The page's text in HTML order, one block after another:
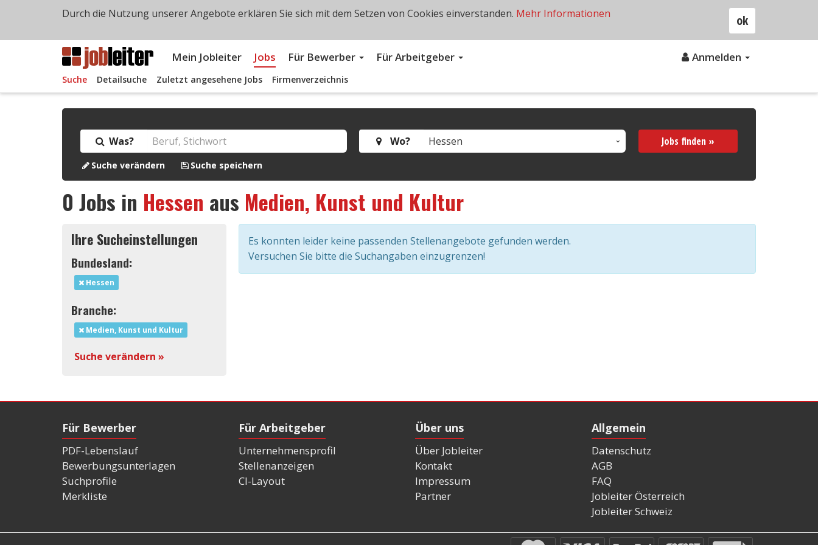
Mein Jobleiter Jobs Für Bewerber Für Arbeitgeber Anmelden
Suche Detailsuche Zuletzt angesehene Jobs Firmenverzeichnis
Was? Wo? Jobs finden »
Suche verändern Suche speichern
0 Jobs in Hessen aus Medien, Kunst und Kultur
Ihre Sucheinstellungen
Bundesland:
Hessen
Branche:
Medien, Kunst und Kultur
Suche verändern »
Es konnten leider keine passenden Stellenangebote gefunden werden.
Versuchen Sie bitte die Suchangaben einzugrenzen!
Für Bewerber
PDF-Lebenslauf
Bewerbungsunterlagen
Suchprofile
Merkliste
Für Arbeitgeber
Unternehmensprofil
Stellenanzeigen
CI-Layout
Über uns
Über Jobleiter
Kontakt
Impressum
Partner
Allgemein
Datenschutz
AGB
FAQ
Jobleiter Österreich
Jobleiter Schweiz
ok
Durch die Nutzung unserer Angebote erklären Sie sich mit dem Setzen von Cookies einverstanden. Mehr Informationen